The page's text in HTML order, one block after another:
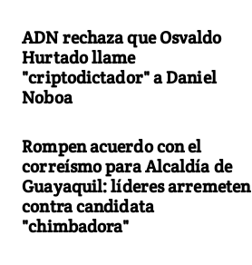
ADN rechaza que Osvaldo
Hurtado llame
"criptodictador" a Daniel
Noboa
Rompen acuerdo con el
correísmo para Alcaldía de
Guayaquil: líderes arremeten
contra candidata
"chimbadora"